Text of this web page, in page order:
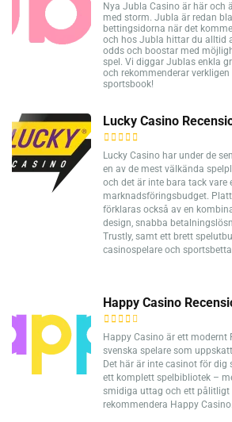
Nya Jubla Casino är här och
med storm. Jubla är redan
bettingsidorna när det
och hos Jubla hittar du alltid
odds och boostar med
spel. Vi diggar Jublas enkla
och rekommenderar
sportsbook!
Lucky Casino
Lucky Casino har under de
en av de mest välkända
och det är inte bara tack vare
marknadsföringsbudget.
förklaras också av en
design, snabba
Trustly, samt ett brett
casinospelare och
Happy Casino
Happy Casino är ett modernt
svenska spelare som
Det här är inte casinot för dig
ett komplett spelbibliotek –
smidiga uttag och ett
rekommendera Happy Casino.